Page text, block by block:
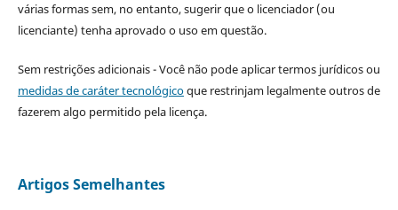
várias formas sem, no entanto, sugerir que o licenciador (ou
licenciante) tenha aprovado o uso em questão.
Sem restrições adicionais - Você não pode aplicar termos jurídicos ou
medidas de caráter tecnológicoque restrinjam legalmente outros de
fazerem algo permitido pela licença.
Artigos Semelhantes